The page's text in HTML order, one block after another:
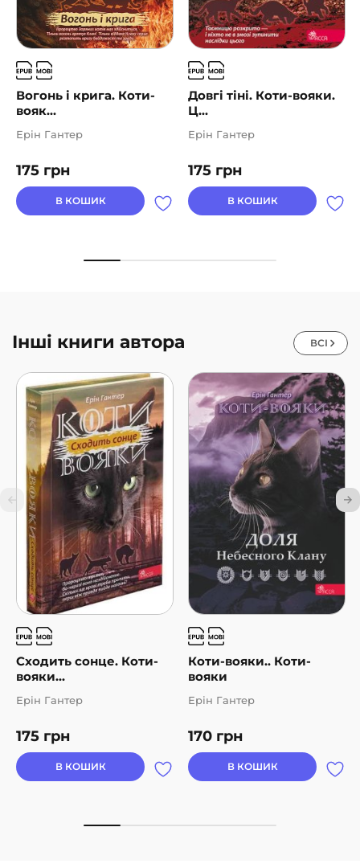
Вогонь і крига. Коти-
вояк...
175 грн
Ерін Гантер
В КОШИК
Довгі тіні. Коти-вояки.
Ц...
175 грн
Ерін Гантер
В КОШИК
Інші книги автора ВСІ
Сходить сонце. Коти-
вояки...
175 грн
Ерін Гантер
В КОШИК
Коти-вояки.. Коти-
вояки
170 грн
Ерін Гантер
В КОШИК